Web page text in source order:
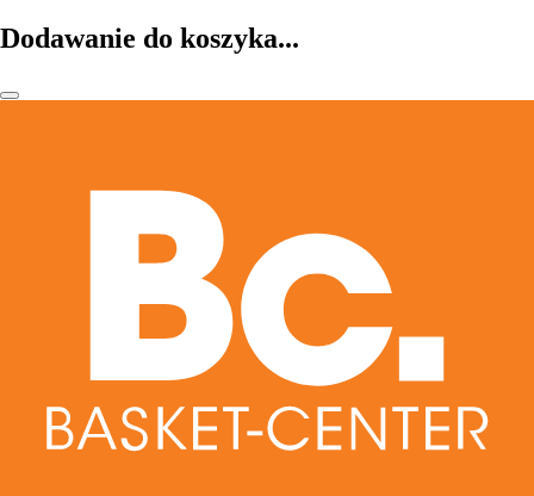
Dodawanie do koszyka...